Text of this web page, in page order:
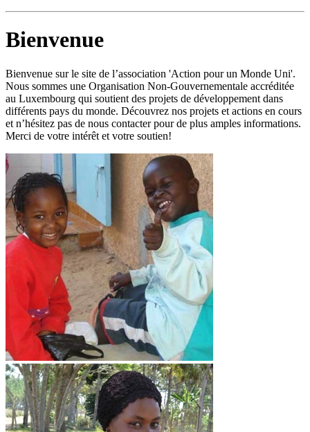
Bienvenue
Bienvenue sur le site de l’association 'Action pour un Monde Uni'.
Nous sommes une Organisation Non-Gouvernementale accréditée
au Luxembourg qui soutient des projets de développement dans
différents pays du monde. Découvrez nos projets et actions en cours
et n’hésitez pas de nous contacter pour de plus amples informations.
Merci de votre intérêt et votre soutien!